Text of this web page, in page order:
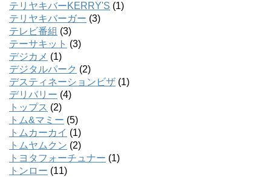
テリヤキバーKERRY'S (1)
テリヤキバーガー (3)
テレビ番組 (3)
テーサキット (3)
デジカメ (1)
デジタルパーク (2)
デスティネーションビザ (1)
デリバリー (4)
トップス (2)
トム&マミー (5)
トムカーカイ (1)
トムヤムクン (2)
トヨタフォーチュナー (1)
トンロー (11)